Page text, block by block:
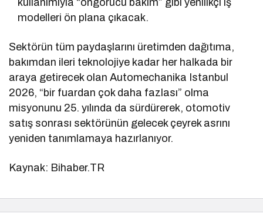
modelleri ön plana çıkacak.
Sektörün tüm paydaşlarını üretimden dağıtıma,
bakımdan ileri teknolojiye kadar her halkada bir
araya getirecek olan Automechanika Istanbul
2026, “bir fuardan çok daha fazlası” olma
misyonunu 25. yılında da sürdürerek, otomotiv
satış sonrası sektörünün gelecek çeyrek asrını
yeniden tanımlamaya hazırlanıyor.
Kaynak: Bihaber.TR